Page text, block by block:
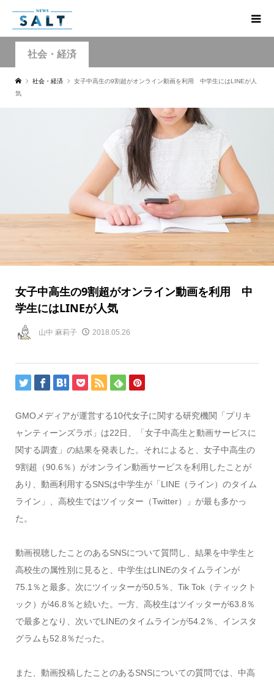
社会・経済
社会・経済
女子中高生の9割超がオンライン動画を利用 中学生にはLINEが人
気
女子中高生の9割超がオンライン動画を利用 中
学生にはLINEが人気
山中 麻莉子 2018.05.26
GMOメディアが運営する10代女子に関する研究機関「プリキ
ャンティーンズラボ」は22日、「女子中高生と動画サービスに
関する調査」の結果を発表した。それによると、女子中高生の
9割超（90.6％）がオンライン動画サービスを利用したことが
あり、動画利用するSNSは中学生が「LINE（ライン）のタイム
ライン」、高校生ではツイッター（Twitter）」が最も多かっ
た。
動画視聴したことのあるSNSについて質問し、結果を中学生と
高校生の属性別に見ると、中学生はLINEのタイムラインが
75.1％と最多。次にツイッターが50.5％、Tik Tok（ティックト
ック）が46.8％と続いた。一方、高校生はツイッターが63.8％
で最多となり、次いでLINEのタイムラインが54.2％、インスタ
グラムも52.8％だった。
また、動画投稿したことのあるSNSについての質問では、中高